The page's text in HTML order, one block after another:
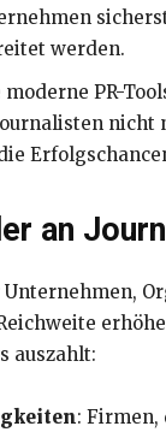
werden.
moderne PR-
an
auszahlt:
: Firmen,